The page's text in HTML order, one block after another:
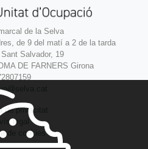
de la Selva
de 9 del matí a 2 de la tarda
Salvador, 19
DE FARNERS Girona
de privacitat
legal
de cookies